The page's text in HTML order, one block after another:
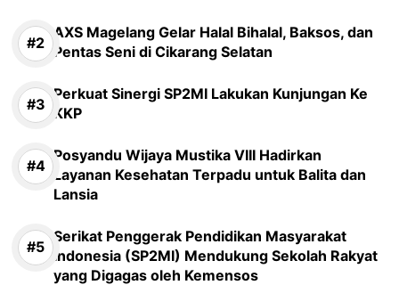
AXS Magelang Gelar Halal Bihalal, Baksos, dan
Pentas Seni di Cikarang Selatan
Perkuat Sinergi SP2MI Lakukan Kunjungan Ke
KKP
Posyandu Wijaya Mustika VIII Hadirkan
Layanan Kesehatan Terpadu untuk Balita dan
Lansia
Serikat Penggerak Pendidikan Masyarakat
Indonesia (SP2MI) Mendukung Sekolah Rakyat
yang Digagas oleh Kemensos